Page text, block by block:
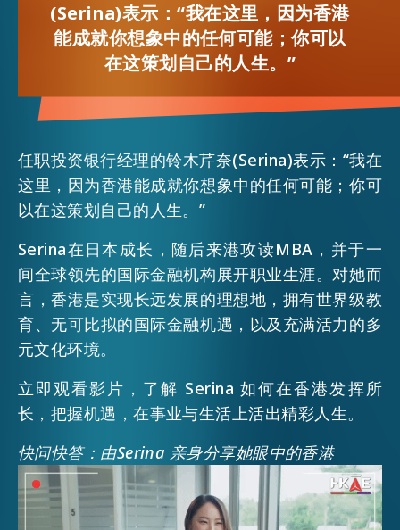
活动情报
常见问题
联络我们
EN 繁
LINKEDIN
EMAIL
(Serina)表示：“我在这里，因为香港
能成就你想象中的任何可能；你可以
在这策划自己的人生。”
任职投资银行经理的铃木芹奈(Serina)表示：“我在
这里，因为香港能成就你想象中的任何可能；你可
以在这策划自己的人生。”
Serina在日本成长，随后来港攻读MBA，并于一
间全球领先的国际金融机构展开职业生涯。对她而
言，香港是实现长远发展的理想地，拥有世界级教
育、无可比拟的国际金融机遇，以及充满活力的多
元文化环境。
立即观看影片，了解 Serina 如何在香港发挥所
长，把握机遇，在事业与生活上活出精彩人生。
快问快答：由Serina 亲身分享她眼中的香港